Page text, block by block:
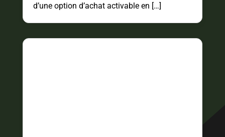
d’une option d’achat activable en […]